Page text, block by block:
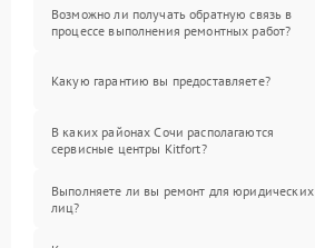
Возможно ли получать обратную связь в
процессе выполнения ремонтных работ?
Какую гарантию вы предоставляете?
В каких районах Сочи располагаются
сервисные центры Kitfort?
Выполняете ли вы ремонт для юридических
лиц?